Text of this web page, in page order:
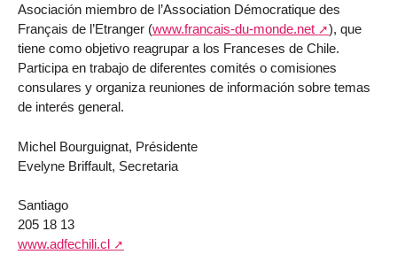
Asociación miembro de l’Association Démocratique des
Français de l’Etranger (www.francais-du-monde.net
), que
tiene como objetivo reagrupar a los Franceses de Chile.
Participa en trabajo de diferentes comités o comisiones
consulares y organiza reuniones de información sobre temas
de interés general.
Michel Bourguignat, Présidente
Evelyne Briffault, Secretaria
Santiago
205 18 13
www.adfechili.cl